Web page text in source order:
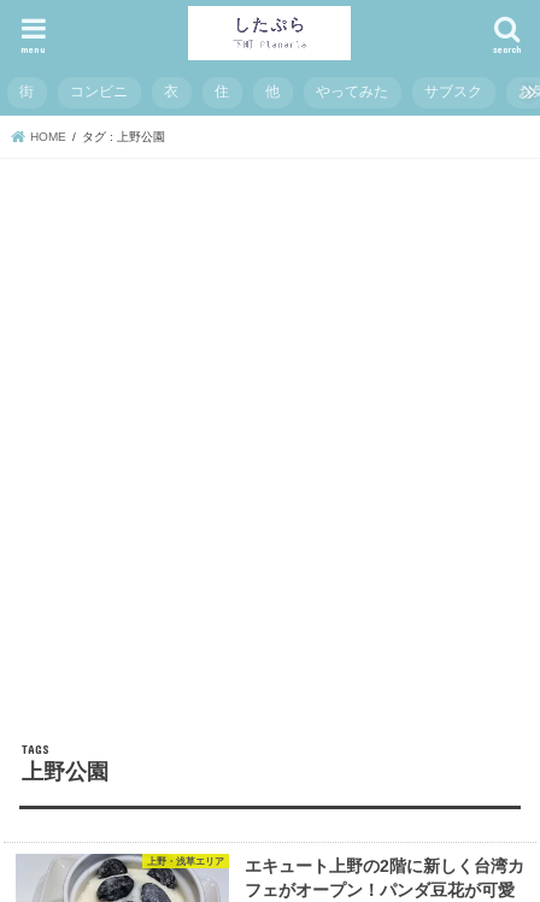
search
menu
街 コンビニ 衣 住 他 やってみた サブスク お
HOME タグ : 上野公園
上野公園
上野・浅草エリア
エキュート上野の2階に新しく台湾カ
フェがオープン！パンダ豆花が可愛